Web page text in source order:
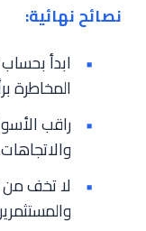
نصائح نهائية:
ابدأ
المخاطرة
راقب
لا تخف من